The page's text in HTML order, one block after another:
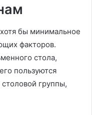
бы минимальное
факторов.
стола,
пользуются
группы,